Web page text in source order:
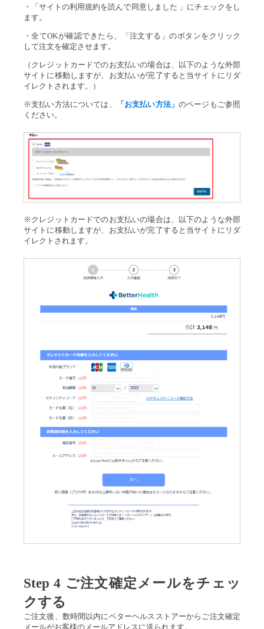
・「サイトの利用規約を読んで同意しました 」にチェックをし
ます。
・全てOKが確認できたら、「注文する」のボタンをクリック
して注文を確定させます。
（クレジットカードでのお支払いの場合は、以下のような外部
サイトに移動しますが、お支払いが完了すると当サイトにリダ
イレクトされます。）
※支払い方法については、 「お支払い方法」 のページもご参照
ください。
※クレジットカードでのお支払いの場合は、以下のような外部
サイトに移動しますが、お支払いが完了すると当サイトにリダ
イレクトされます。
Step 4 ご注文確定メールをチェッ
クする
ご注文後、数時間以内にベターヘルスストアーからご注文確定
メールがお客様のメールアドレスに送られます。